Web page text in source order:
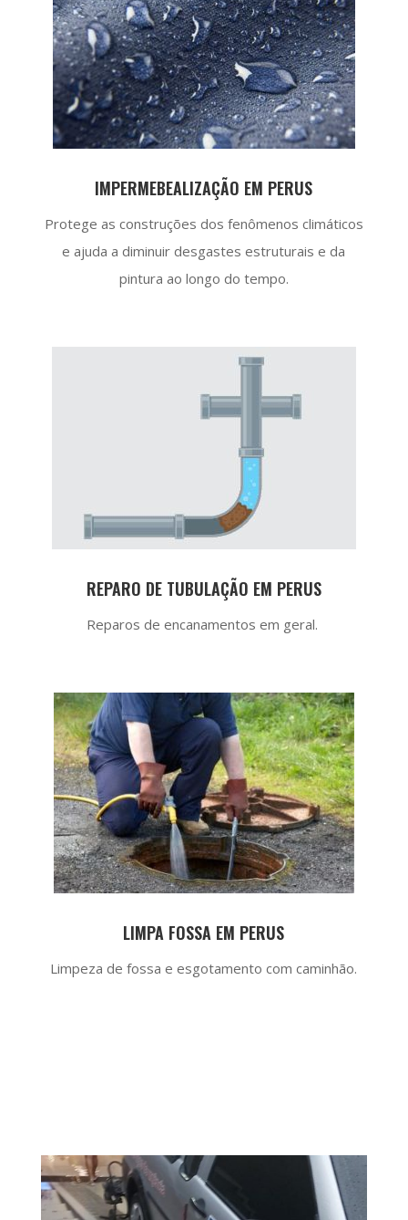
IMPERMEBEALIZAÇÃO EM PERUS
Protege as construções dos fenômenos climáticos
e ajuda a diminuir desgastes estruturais e da
pintura ao longo do tempo.
REPARO DE TUBULAÇÃO EM PERUS
Reparos de encanamentos em geral.
LIMPA FOSSA EM PERUS
Limpeza de fossa e esgotamento com caminhão.